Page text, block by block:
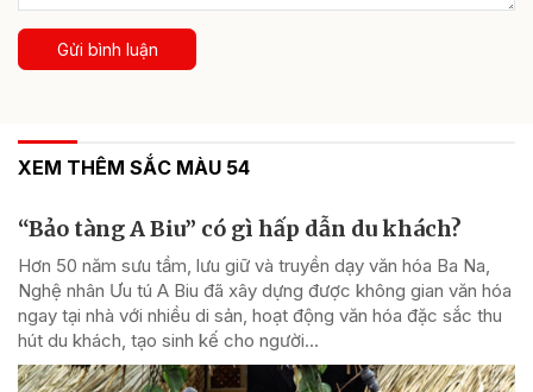
Gửi bình luận
XEM THÊM SẮC MÀU 54
“Bảo tàng A Biu” có gì hấp dẫn du khách?
Hơn 50 năm sưu tầm, lưu giữ và truyền dạy văn hóa Ba Na,
Nghệ nhân Ưu tú A Biu đã xây dựng được không gian văn hóa
ngay tại nhà với nhiều di sản, hoạt động văn hóa đặc sắc thu
hút du khách, tạo sinh kế cho người...